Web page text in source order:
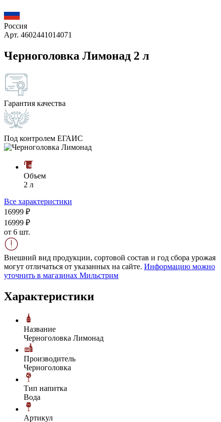
Россия
Арт. 4602441014071
Черноголовка Лимонад 2 л
Гарантия качества
Под контролем ЕГАИС
Объем
2 л
Все характеристики
16999 ₽
16999 ₽
от 6 шт.
Внешний вид продукции, сортовой состав и год сбора урожая
могут отличаться от указанных на сайте. Информацию можно
уточнить в магазинах Мильстрим
Характеристики
Название
Черноголовка Лимонад
Производитель
Черноголовка
Тип напитка
Вода
Артикул